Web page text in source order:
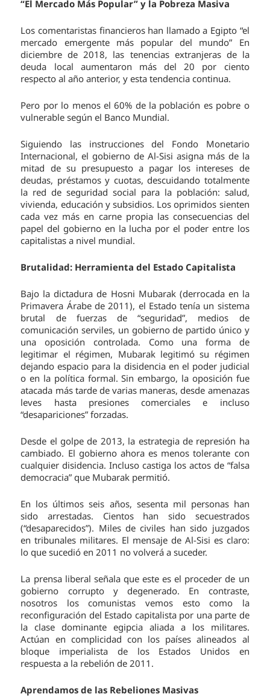
“El Mercado Más Popular” y la Pobreza Masiva
Los comentaristas financieros han llamado a Egipto “el
mercado emergente más popular del mundo” En
diciembre de 2018, las tenencias extranjeras de la
deuda local aumentaron más del 20 por ciento
respecto al año anterior, y esta tendencia continua.
Pero por lo menos el 60% de la población es pobre o
vulnerable según el Banco Mundial.
Siguiendo las instrucciones del Fondo Monetario
Internacional, el gobierno de Al-Sisi asigna más de la
mitad de su presupuesto a pagar los intereses de
deudas, préstamos y cuotas, descuidando totalmente
la red de seguridad social para la población: salud,
vivienda, educación y subsidios. Los oprimidos sienten
cada vez más en carne propia las consecuencias del
papel del gobierno en la lucha por el poder entre los
capitalistas a nivel mundial.
Brutalidad: Herramienta del Estado Capitalista
Bajo la dictadura de Hosni Mubarak (derrocada en la
Primavera Árabe de 2011), el Estado tenía un sistema
brutal de fuerzas de “seguridad”, medios de
comunicación serviles, un gobierno de partido único y
una oposición controlada. Como una forma de
legitimar el régimen, Mubarak legitimó su régimen
dejando espacio para la disidencia en el poder judicial
o en la política formal. Sin embargo, la oposición fue
atacada más tarde de varias maneras, desde amenazas
leves hasta presiones comerciales e incluso
“desapariciones” forzadas.
Desde el golpe de 2013, la estrategia de represión ha
cambiado. El gobierno ahora es menos tolerante con
cualquier disidencia. Incluso castiga los actos de “falsa
democracia” que Mubarak permitió.
En los últimos seis años, sesenta mil personas han
sido arrestadas. Cientos han sido secuestrados
(“desaparecidos”). Miles de civiles han sido juzgados
en tribunales militares. El mensaje de Al-Sisi es claro:
lo que sucedió en 2011 no volverá a suceder.
La prensa liberal señala que este es el proceder de un
gobierno corrupto y degenerado. En contraste,
nosotros los comunistas vemos esto como la
reconfiguración del Estado capitalista por una parte de
la clase dominante egipcia aliada a los militares.
Actúan en complicidad con los países alineados al
bloque imperialista de los Estados Unidos en
respuesta a la rebelión de 2011.
Aprendamos de las Rebeliones Masivas